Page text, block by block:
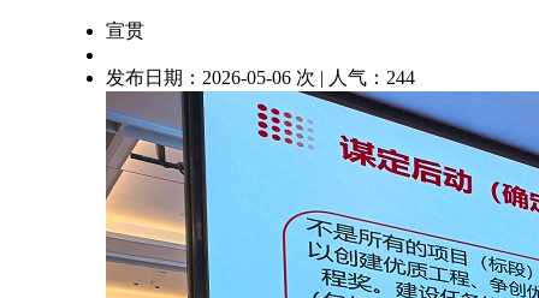
宣贯
发布日期：2026-05-06 次 | 人气： 244